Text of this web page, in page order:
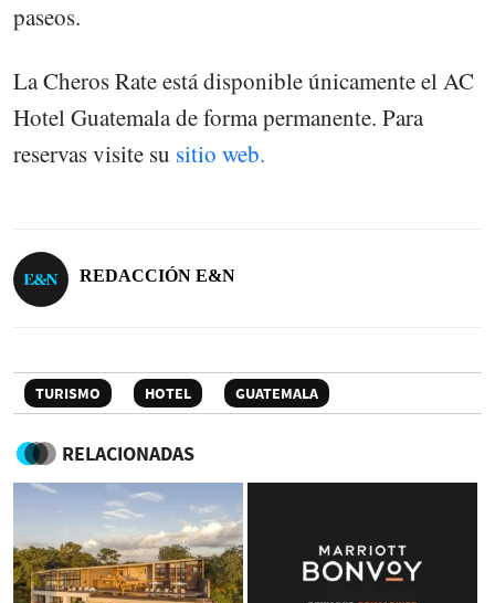
paseos.
La Cheros Rate está disponible únicamente el AC
Hotel Guatemala de forma permanente. Para
reservas visite su sitio web.
REDACCIÓN E&N
TURISMO HOTEL GUATEMALA
RELACIONADAS